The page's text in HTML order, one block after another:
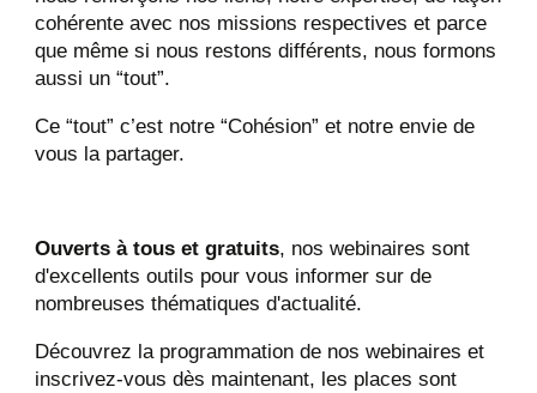
cohérente avec nos missions respectives et parce
que même si nous restons différents, nous formons
aussi un “tout”.
Ce “tout” c’est notre “Cohésion” et notre envie de
vous la partager.
Ouverts à tous et gratuits, nos webinaires sont
d'excellents outils pour vous informer sur de
nombreuses thématiques d'actualité.
Découvrez la programmation de nos webinaires et
inscrivez-vous dès maintenant, les places sont